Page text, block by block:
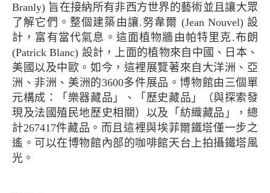
Branly) 旨在接納所有非西方世界的藝術並且讓大眾
了解它們。整個建築由讓.努韋爾 (Jean Nouvel) 設
計，富有當代氣息。這面植物牆由帕特里克.布朗
(Patrick Blanc) 設計，上面的植物來自中國、日本、
美國以及中歐。如今，這裡展覽著來自大洋洲、亞
洲、非洲、美洲的3600多件展品。博物館由三個單
元構成：「樂器藏品」、「歷史藏品」（與探索發
現及法國殖民地歷史相關）以及「紡織藏品」，總
計267417件藏品。而且這裡與埃菲爾鐵塔僅一步之
遙。可以在博物館內部的咖啡館天台上拍攝鐵塔風
光。